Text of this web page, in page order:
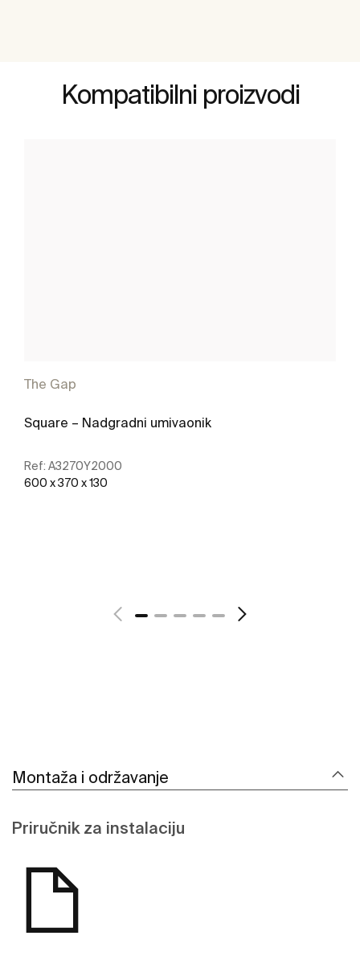
Kompatibilni proizvodi
The Gap
Square – Nadgradni umivaonik
Ref: A3270Y2000
600 x 370 x 130
Montaža i održavanje
Priručnik za instalaciju